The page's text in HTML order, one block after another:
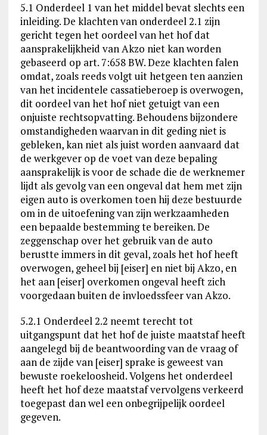
5.1 Onderdeel 1 van het middel bevat slechts een
inleiding. De klachten van onderdeel 2.1 zijn
gericht tegen het oordeel van het hof dat
aansprakelijkheid van Akzo niet kan worden
gebaseerd op art. 7:658 BW. Deze klachten falen
omdat, zoals reeds volgt uit hetgeen ten aanzien
van het incidentele cassatieberoep is overwogen,
dit oordeel van het hof niet getuigt van een
onjuiste rechtsopvatting. Behoudens bijzondere
omstandigheden waarvan in dit geding niet is
gebleken, kan niet als juist worden aanvaard dat
de werkgever op de voet van deze bepaling
aansprakelijk is voor de schade die de werknemer
lijdt als gevolg van een ongeval dat hem met zijn
eigen auto is overkomen toen hij deze bestuurde
om in de uitoefening van zijn werkzaamheden
een bepaalde bestemming te bereiken. De
zeggenschap over het gebruik van de auto
berustte immers in dit geval, zoals het hof heeft
overwogen, geheel bij [eiser] en niet bij Akzo, en
het aan [eiser] overkomen ongeval heeft zich
voorgedaan buiten de invloedssfeer van Akzo.
5.2.1 Onderdeel 2.2 neemt terecht tot
uitgangspunt dat het hof de juiste maatstaf heeft
aangelegd bij de beantwoording van de vraag of
aan de zijde van [eiser] sprake is geweest van
bewuste roekeloosheid. Volgens het onderdeel
heeft het hof deze maatstaf vervolgens verkeerd
toegepast dan wel een onbegrijpelijk oordeel
gegeven.